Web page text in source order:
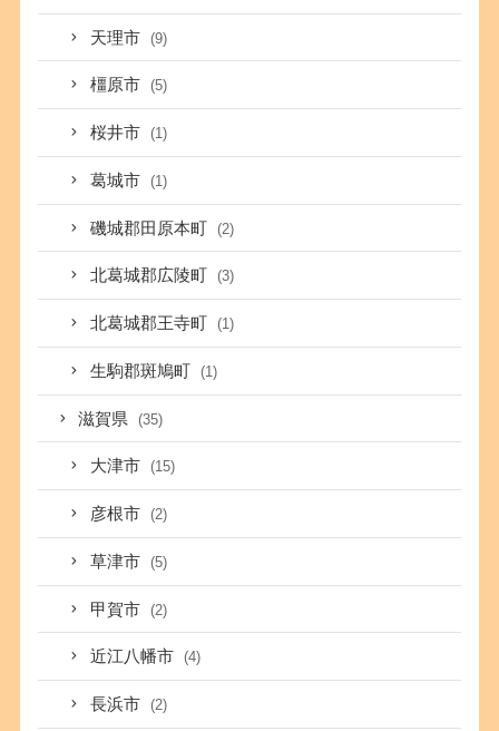
天理市 (9)
橿原市 (5)
桜井市 (1)
葛城市 (1)
磯城郡田原本町 (2)
北葛城郡広陵町 (3)
北葛城郡王寺町 (1)
生駒郡斑鳩町 (1)
滋賀県 (35)
大津市 (15)
彦根市 (2)
草津市 (5)
甲賀市 (2)
近江八幡市 (4)
長浜市 (2)